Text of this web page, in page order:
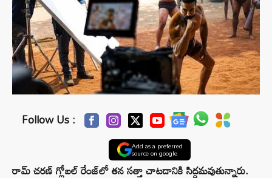
Follow Us :
Add as a preferred
source on google
రామ్ చరణ్ గ్లోబల్ రేంజ్‌లో తన సత్తా చాటడానికి సిద్ధమవుతున్నారు.